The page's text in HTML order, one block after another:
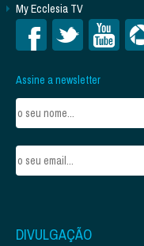
My Ecclesia TV
Assine a newsletter
DIVULGAÇÃO